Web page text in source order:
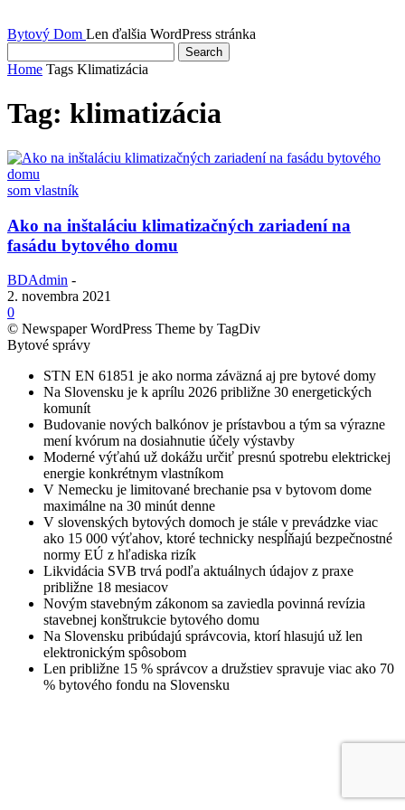
Bytový Dom Len ďalšia WordPress stránka
Home Tags Klimatizácia
Tag: klimatizácia
som vlastník
Ako na inštaláciu klimatizačných zariadení na
fasádu bytového domu
BDAdmin -
2. novembra 2021
0
© Newspaper WordPress Theme by TagDiv
Bytové správy
STN EN 61851 je ako norma záväzná aj pre bytové domy
Na Slovensku je k aprílu 2026 približne 30 energetických
komunít
Budovanie nových balkónov je prístavbou a tým sa výrazne
mení kvórum na dosiahnutie účely výstavby
Moderné výťahú už dokážu určiť presnú spotrebu elektrickej
energie konkrétnym vlastníkom
V Nemecku je limitované brechanie psa v bytovom dome
maximálne na 30 minút denne
V slovenských bytových domoch je stále v prevádzke viac
ako 15 000 výťahov, ktoré technicky nespĺňajú bezpečnostné
normy EÚ z hľadiska rizík
Likvidácia SVB trvá podľa aktuálnych údajov z praxe
približne 18 mesiacov
Novým stavebným zákonom sa zaviedla povinná revízia
stavebnej konštrukcie bytového domu
Na Slovensku pribúdajú správcovia, ktorí hlasujú už len
elektronickým spôsobom
Len približne 15 % správcov a družstiev spravuje viac ako 70
% bytového fondu na Slovensku